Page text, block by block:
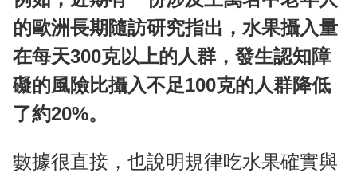
的歐洲長期隨訪研究指出，水果攝入量
在每天300克以上的人群，發生認知障
礙的風險比攝入不足100克的人群降低
了約20%。
數據很直接，也說明規律吃水果確實與